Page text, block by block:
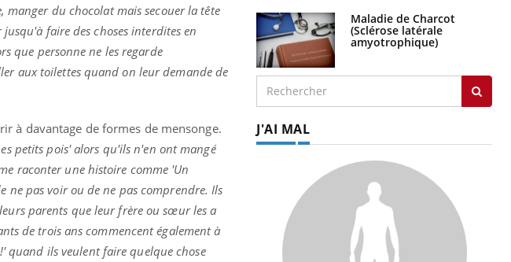
manger du chocolat mais secouer la tête
faire des choses interdites en
que personne ne les regarde
aux toilettes quand on leur demande de
à davantage de formes de mensonge.
petits pois' alors qu'ils n'en ont mangé
raconter une histoire comme 'Un
ne pas voir ou de ne pas comprendre. Ils
parents que leur frère ou sœur les a
de trois ans commencent également à
quand ils veulent faire quelque chose
Maladie de Charcot
(Sclérose latérale
amyotrophique)
J'AI MAL